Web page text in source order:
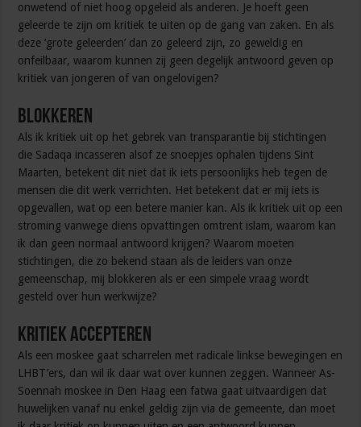
onwetend of niet hoog opgeleid als anderen. Je hoeft geen
geleerde te zijn om kritiek te uiten op de gang van zaken. En als
deze ‘grote geleerden’ dan zo geleerd zijn, zo geweldig en
onfeilbaar, waarom kunnen zij geen degelijk antwoord geven op
kritiek van jongeren of van ongelovigen?
Blokkeren
Als ik kritiek uit op het gebrek van transparantie bij stichtingen
die Sadaqa incasseren alsof ze snoepjes ophalen tijdens Sint
Maarten, betekent dit niet dat ik iets persoonlijks heb tegen de
mensen die dit werk verrichten. Het betekent dat er mij iets is
opgevallen, wat op een betere manier kan. Als ik kritiek uit op een
stroming vanwege diens opvattingen omtrent islam, waarom kan
ik dan geen normaal antwoord krijgen? Waarom moeten
stichtingen, die zo bekend staan als de leiders van onze
gemeenschap, mij blokkeren als er een simpele vraag wordt
gesteld over hun werkwijze?
Kritiek accepteren
Als een moskee gaat scharrelen met radicale linkse bewegingen en
LHBT’ers, dan wil ik daar wat over kunnen zeggen. Wanneer As-
Soennah moskee in Den Haag een fatwa gaat uitvaardigen dat
huwelijken vanaf nu enkel geldig zijn via de gemeente, dan moet